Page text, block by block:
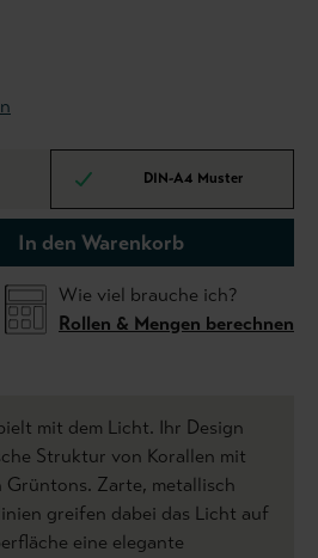
DIN-A4 Muster
In den Warenkorb
Wie viel brauche ich?
Rollen & Mengen berechnen
mit dem Licht. Ihr Design
Struktur von Korallen mit
Grüntons. Zarte, metallisch
greifen dabei das Licht auf
eine elegante